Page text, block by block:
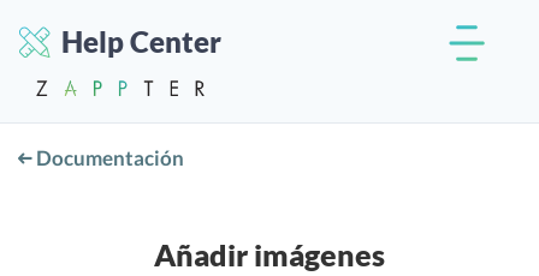
Help Center
Documentación
Añadir imágenes